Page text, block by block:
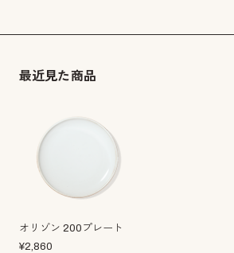
最近見た商品
オリゾン 200プレート
¥2,860